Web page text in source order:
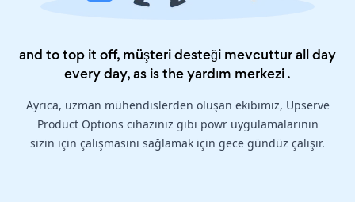
and to top it off, müşteri desteği mevcuttur all day
every day, as is theyardım merkezi.
Ayrıca, uzman mühendislerden oluşan ekibimiz, Upserve
Product Options cihazınız gibi powr uygulamalarının
sizin için çalışmasını sağlamak için gece gündüz çalışır.